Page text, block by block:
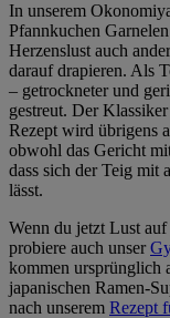
In unserem
Pfannkuchen
Herzenslust auch
darauf drapieren. Als
– getrockneter und
gestreut. Der
Rezept wird übrigens
obwohl das Gericht
dass sich der Teig mit
lässt.
Wenn du jetzt Lust auf
probiere auch unser
kommen ursprünglich
japanischen Ramen-
nach unserem Rezept